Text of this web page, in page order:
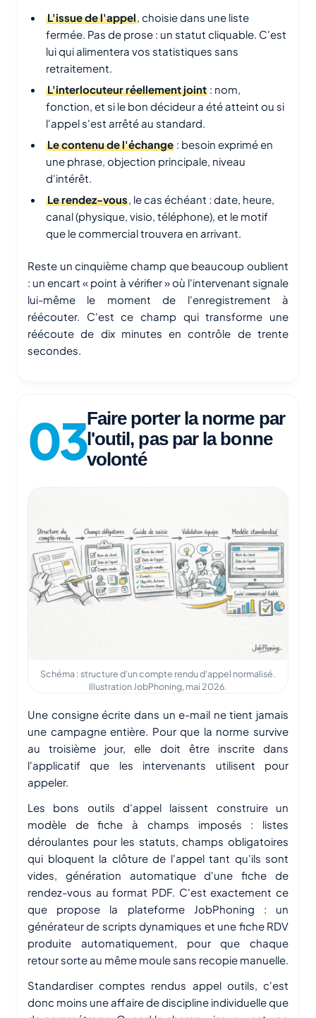
L'issue de l'appel, choisie dans une liste
fermée. Pas de prose : un statut cliquable. C'est
lui qui alimentera vos statistiques sans
retraitement.
L'interlocuteur réellement joint : nom,
fonction, et si le bon décideur a été atteint ou si
l'appel s'est arrêté au standard.
Le contenu de l'échange : besoin exprimé en
une phrase, objection principale, niveau
d'intérêt.
Le rendez-vous, le cas échéant : date, heure,
canal (physique, visio, téléphone), et le motif
que le commercial trouvera en arrivant.
Reste un cinquième champ que beaucoup oublient
: un encart « point à vérifier » où l'intervenant signale
lui-même le moment de l'enregistrement à
réécouter. C'est ce champ qui transforme une
réécoute de dix minutes en contrôle de trente
secondes.
Faire porter la norme par
l'outil, pas par la bonne
volonté
Schéma : structure d'un compte rendu d'appel normalisé.
Illustration JobPhoning, mai 2026.
Une consigne écrite dans un e-mail ne tient jamais
une campagne entière. Pour que la norme survive
au troisième jour, elle doit être inscrite dans
l'applicatif que les intervenants utilisent pour
appeler.
Les bons outils d'appel laissent construire un
modèle de fiche à champs imposés : listes
déroulantes pour les statuts, champs obligatoires
qui bloquent la clôture de l'appel tant qu'ils sont
vides, génération automatique d'une fiche de
rendez-vous au format PDF. C'est exactement ce
que propose la plateforme JobPhoning : un
générateur de scripts dynamiques et une fiche RDV
produite automatiquement, pour que chaque
retour sorte au même moule sans recopie manuelle.
Standardiser comptes rendus appel outils, c'est
donc moins une affaire de discipline individuelle que